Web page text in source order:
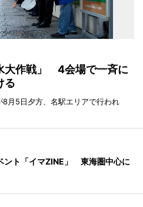
大作戦」 4会場で一斉に
る
8月5日夕方、名駅エリアで行われ
ント「イマZINE」 東海圏中心に